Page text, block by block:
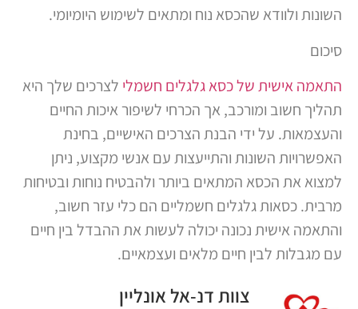
השונות ולוודא שהכסא נוח ומתאים לשימוש היומיומי.
סיכום
התאמה אישית של כסא גלגלים חשמלילצרכים שלך היא
תהליך חשוב ומורכב, אך הכרחי לשיפור איכות החיים
והעצמאות. על ידי הבנת הצרכים האישיים, בחינת
האפשרויות השונות והתייעצות עם אנשי מקצוע, ניתן
למצוא את הכסא המתאים ביותר ולהבטיח נוחות ובטיחות
מרבית. כסאות גלגלים חשמליים הם כלי עזר חשוב,
והתאמה אישית נכונה יכולה לעשות את ההבדל בין חיים
עם מגבלות לבין חיים מלאים ועצמאיים.
צוות דנ-אל אונליין